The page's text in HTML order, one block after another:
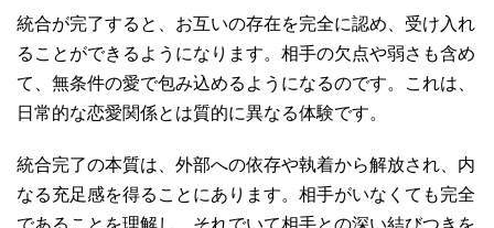
統合が完了すると、お互いの存在を完全に認め、受け入れ
ることができるようになります。相手の欠点や弱さも含め
て、無条件の愛で包み込めるようになるのです。これは、
日常的な恋愛関係とは質的に異なる体験です。
統合完了の本質は、外部への依存や執着から解放され、内
なる充足感を得ることにあります。相手がいなくても完全
であることを理解し、それでいて相手との深い結びつきを